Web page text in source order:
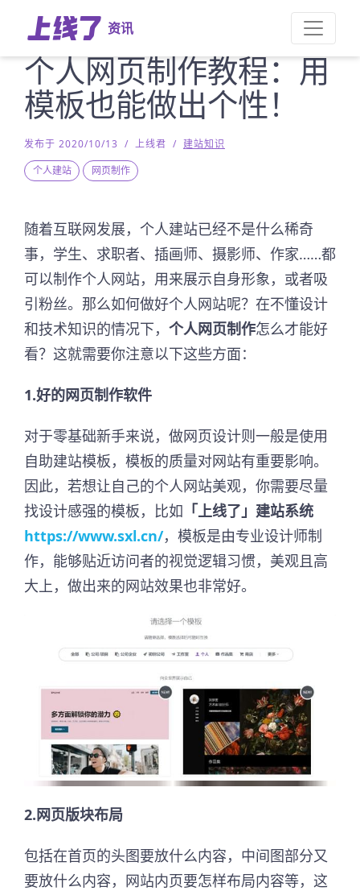
资讯
个人网页制作教程：用
模板也能做出个性！
发布于 2020/10/13 / 上线君 / 建站知识
个人建站
网页制作
随着互联网发展，个人建站已经不是什么稀奇
事，学生、求职者、插画师、摄影师、作家……都
可以制作个人网站，用来展示自身形象，或者吸
引粉丝。那么如何做好个人网站呢？在不懂设计
和技术知识的情况下， 个人网页制作怎么才能好
看？这就需要你注意以下这些方面：
1.好的网页制作软件
对于零基础新手来说，做网页设计则一般是使用
自助建站模板，模板的质量对网站有重要影响。
因此，若想让自己的个人网站美观，你需要尽量
找设计感强的模板，比如 「上线了」建站系统
https://www.sxl.cn/，模板是由专业设计师制
作，能够贴近访问者的视觉逻辑习惯，美观且高
大上，做出来的网站效果也非常好。
2.网页版块布局
包括在首页的头图要放什么内容，中间图部分又
要放什么内容，网站内页要怎样布局内容等，这